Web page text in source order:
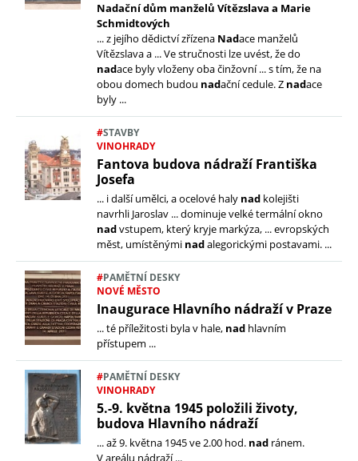
Nadační dům manželů Vítězslava a Marie
Schmidtových
... z jejího dědictví zřízena Nadace manželů
Vítězslava a ... Ve stručnosti lze uvést, že do
nadace byly vloženy oba činžovní ... s tím, že na
obou domech budou nadační cedule. Z nadace
byly ...
#STAVBY
VINOHRADY
Fantova budova nádraží Františka
Josefa
... i další umělci, a ocelové haly nad kolejišti
navrhli Jaroslav ... dominuje velké termální okno
nadvstupem, který kryje markýza, ... evropských
měst, umístěnými nadalegorickými postavami. ...
#PAMĚTNÍ DESKY
NOVÉ MĚSTO
Inaugurace Hlavního nádraží v Praze
... té příležitosti byla v hale, nad hlavním
přístupem ...
#PAMĚTNÍ DESKY
VINOHRADY
5.-9. května 1945 položili životy,
budova Hlavního nádraží
... až 9. května 1945 ve 2.00 hod. nad ránem.
V areálu nádraží ...